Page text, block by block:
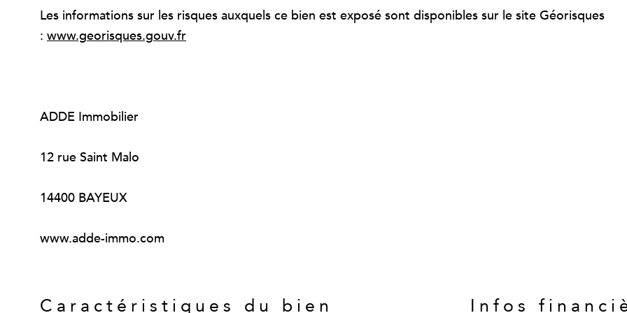
Les informations sur les risques auxquels ce bien est exposé sont disponibles sur le site Géorisques
: www.georisques.gouv.fr
ADDE Immobilier
12 rue Saint Malo
14400 BAYEUX
www.adde-immo.com
Caractéristiques du bien Infos